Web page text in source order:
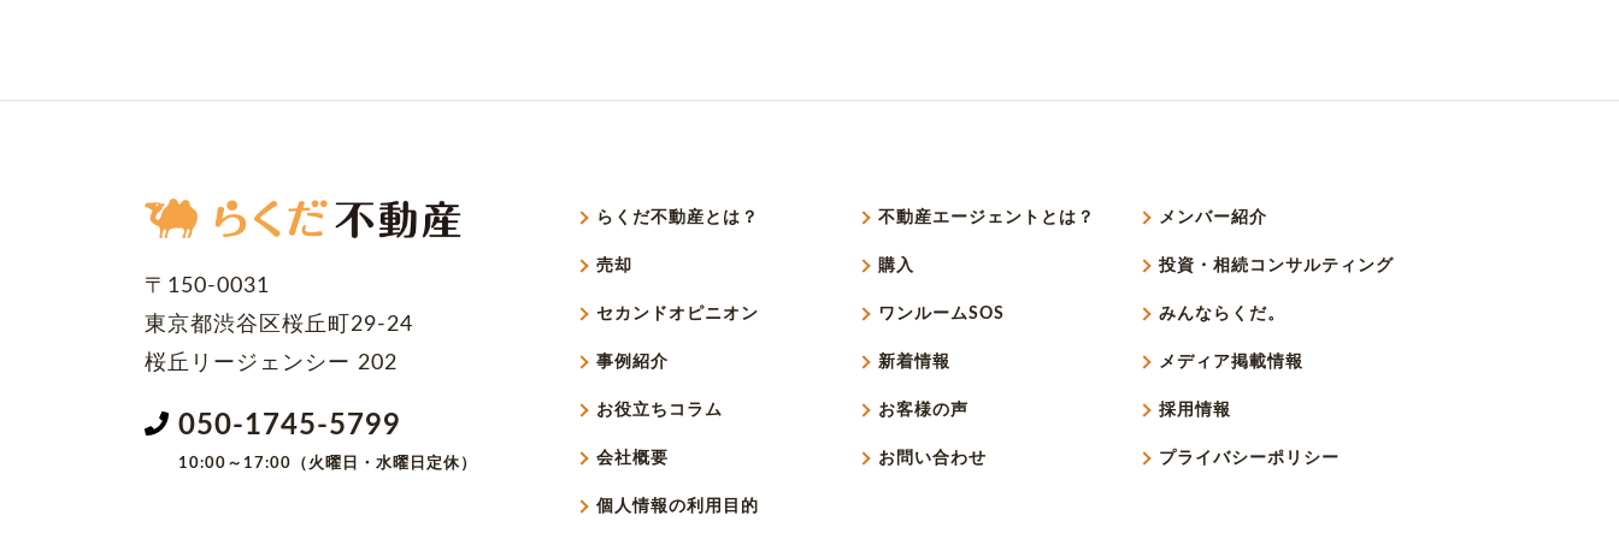
〒150-0031
東京都渋谷区桜丘町29-24
桜丘リージェンシー 202
050-1745-5799
10:00～17:00（火曜日・水曜日定休）
らくだ不動産とは？ 不動産エージェントとは？ メンバー紹介
売却 購入 投資・相続コンサルティング
セカンドオピニオン ワンルームSOS みんならくだ。
事例紹介 新着情報 メディア掲載情報
お役立ちコラム お客様の声 採用情報
会社概要 お問い合わせ プライバシーポリシー
個人情報の利用目的